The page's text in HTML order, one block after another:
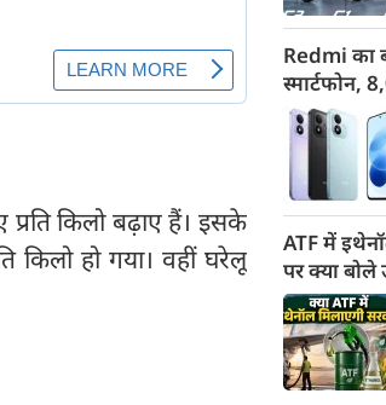
किलो बढ़ाए हैं। इसके
हो गया। वहीं घरेलू
Redmi का
स्मार्टफोन,
ATF में
पर क्या बोले